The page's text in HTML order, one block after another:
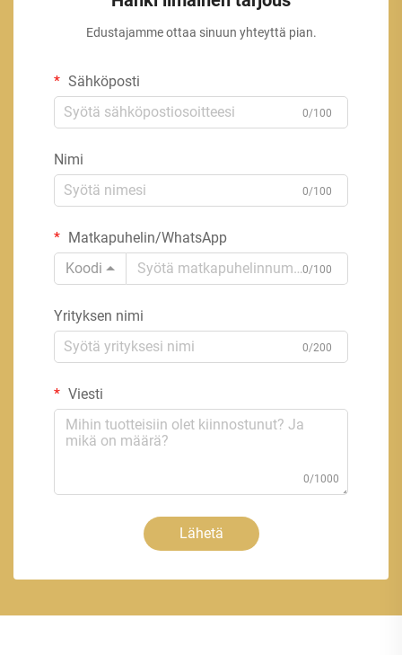
Edustajamme ottaa sinuun yhteyttä pian.
Sähköposti
0/100
Nimi
0/100
Matkapuhelin/WhatsApp
Koodi
0/100
Yrityksen nimi
0/200
Viesti
0/1000
Lähetä